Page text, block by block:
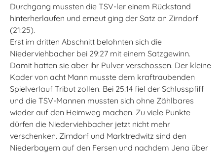
Durchgang mussten die TSV-ler einem Rückstand
hinterherlaufen und erneut ging der Satz an Zirndorf
(21:25).
Erst im dritten Abschnitt belohnten sich die
Niederviehbacher bei 29:27 mit einem Satzgewinn.
Damit hatten sie aber ihr Pulver verschossen. Der kleine
Kader von acht Mann musste dem kraftraubenden
Spielverlauf Tribut zollen. Bei 25:14 fiel der Schlusspfiff
und die TSV-Mannen mussten sich ohne Zählbares
wieder auf den Heimweg machen. Zu viele Punkte
dürfen die Niederviehbacher jetzt nicht mehr
verschenken. Zirndorf und Marktredwitz sind den
Niederbayern auf den Fersen und nachdem Jena über